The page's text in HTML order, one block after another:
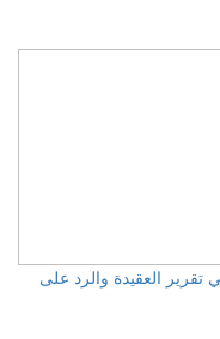
تقرير العقيدة والرد على